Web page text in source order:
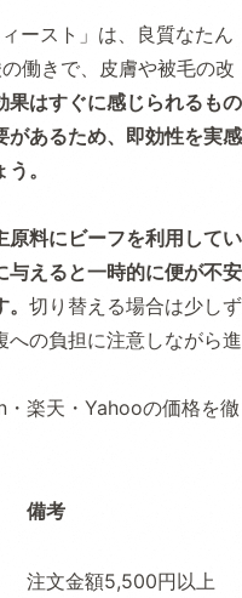
ースト」は、良質なたん
働きで、皮膚や被毛の改
果はすぐに感じられるもの
があるため、即効性を実感
。
原料にビーフを利用してい
与えると一時的に便が不安
切り替える場合は少しず
の負担に注意しながら進
・楽天・Yahooの価格を徹
備考
注文金額5,500円以上